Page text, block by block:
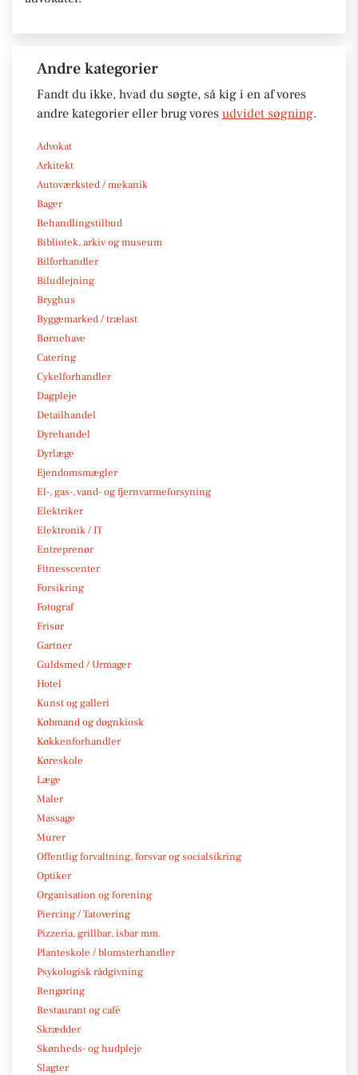
Andre kategorier
Fandt du ikke, hvad du søgte, så kig i en af vores
andre kategorier eller brug vores udvidet søgning.
Advokat
Arkitekt
Autoværksted / mekanik
Bager
Behandlingstilbud
Bibliotek, arkiv og museum
Bilforhandler
Biludlejning
Bryghus
Byggemarked / trælast
Børnehave
Catering
Cykelforhandler
Dagpleje
Detailhandel
Dyrehandel
Dyrlæge
Ejendomsmægler
El-, gas-, vand- og fjernvarmeforsyning
Elektriker
Elektronik / IT
Entreprenør
Fitnesscenter
Forsikring
Fotograf
Frisør
Gartner
Guldsmed / Urmager
Hotel
Kunst og galleri
Købmand og døgnkiosk
Køkkenforhandler
Køreskole
Læge
Maler
Massage
Murer
Offentlig forvaltning, forsvar og socialsikring
Optiker
Organisation og forening
Piercing / Tatovering
Pizzeria, grillbar, isbar mm.
Planteskole / blomsterhandler
Psykologisk rådgivning
Rengøring
Restaurant og café
Skrædder
Skønheds- og hudpleje
Slagter